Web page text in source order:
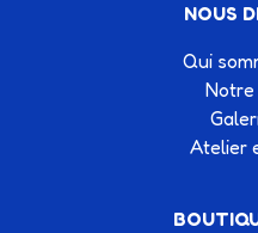
NOUS
Qui
Notre
Atelier